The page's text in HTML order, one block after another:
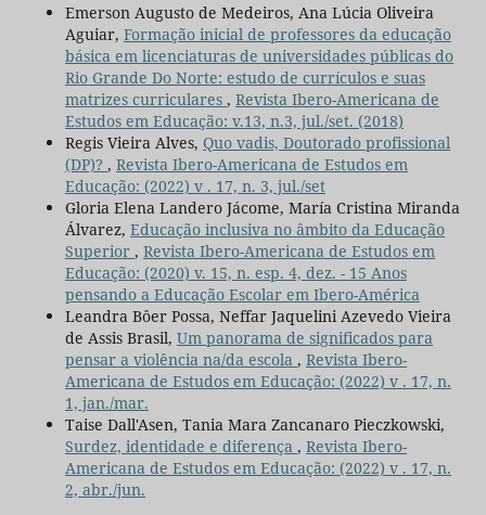
Emerson Augusto de Medeiros, Ana Lúcia Oliveira
Aguiar, Formação inicial de professores da educação
básica em licenciaturas de universidades públicas do
Rio Grande Do Norte: estudo de currículos e suas
matrizes curriculares , Revista Ibero-Americana de
Estudos em Educação: v.13, n.3, jul./set. (2018)
Regis Vieira Alves, Quo vadis, Doutorado profissional
(DP)? , Revista Ibero-Americana de Estudos em
Educação: (2022) v . 17, n. 3, jul./set
Gloria Elena Landero Jácome, María Cristina Miranda
Álvarez, Educação inclusiva no âmbito da Educação
Superior , Revista Ibero-Americana de Estudos em
Educação: (2020) v. 15, n. esp. 4, dez. - 15 Anos
pensando a Educação Escolar em Ibero-América
Leandra Bôer Possa, Neffar Jaquelini Azevedo Vieira
de Assis Brasil, Um panorama de significados para
pensar a violência na/da escola , Revista Ibero-
Americana de Estudos em Educação: (2022) v . 17, n.
1, jan./mar.
Taise Dall'Asen, Tania Mara Zancanaro Pieczkowski,
Surdez, identidade e diferença , Revista Ibero-
Americana de Estudos em Educação: (2022) v . 17, n.
2, abr./jun.